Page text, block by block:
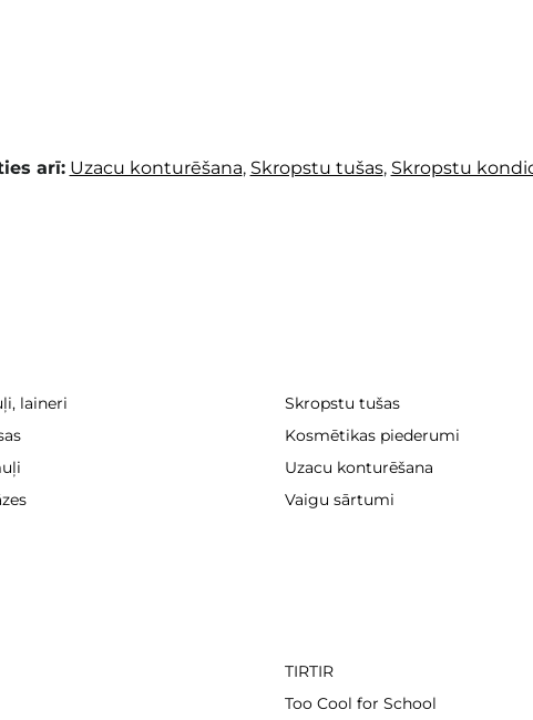
arī: Uzacu konturēšana, Skropstu tušas, Skropstu
laineri
Skropstu tušas
Kosmētikas piederumi
Uzacu konturēšana
Vaigu sārtumi
TIRTIR
Too Cool for School